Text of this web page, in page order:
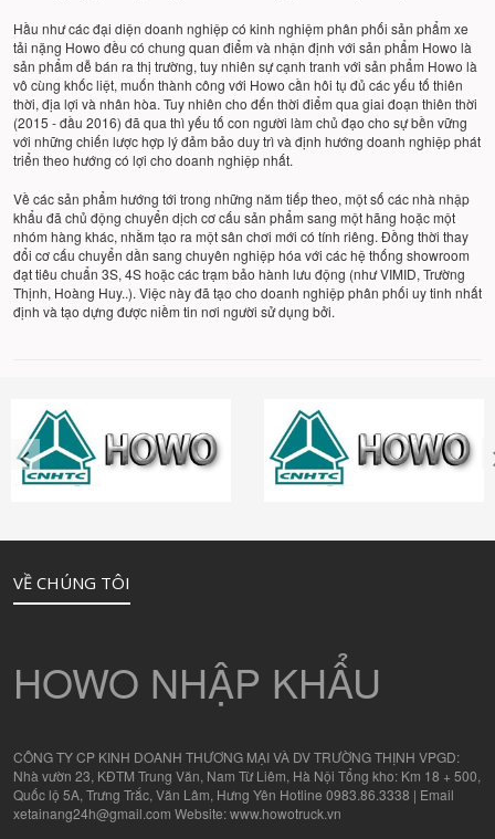
Hầu như các đại diện doanh nghiệp có kinh nghiệm phân phối sản phẩm xe
tải nặng Howo đều có chung quan điểm và nhận định với sản phẩm Howo là
sản phẩm dễ bán ra thị trường, tuy nhiên sự cạnh tranh với sản phẩm Howo là
vô cùng khốc liệt, muốn thành công với Howo cần hôi tụ đủ các yếu tố thiên
thời, địa lợi và nhân hòa. Tuy nhiên cho đến thời điểm qua giai đoạn thiên thời
(2015 - đầu 2016) đã qua thì yếu tố con người làm chủ đạo cho sự bền vững
với những chiến lược hợp lý đảm bảo duy trì và định hướng doanh nghiệp phát
triển theo hướng có lợi cho doanh nghiệp nhất.
Về các sản phẩm hướng tới trong những năm tiếp theo, một số các nhà nhập
khẩu đã chủ động chuyển dịch cơ cấu sản phẩm sang một hãng hoặc một
nhóm hàng khác, nhằm tạo ra một sân chơi mới có tính riêng. Đồng thời thay
đổi cơ cấu chuyển dần sang chuyên nghiệp hóa với các hệ thống showroom
đạt tiêu chuẩn 3S, 4S hoặc các trạm bảo hành lưu động (như VIMID, Trường
Thịnh, Hoàng Huy..). Việc này đã tạo cho doanh nghiệp phân phối uy tinh nhất
định và tạo dựng được niềm tin nơi người sử dụng bởi.
VỀ CHÚNG TÔI
HOWO NHẬP KHẨU
CÔNG TY CP KINH DOANH THƯƠNG MẠI VÀ DV TRƯỜNG THỊNH VPGD:
Nhà vườn 23, KĐTM Trung Văn, Nam Từ Liêm, Hà Nội Tổng kho: Km 18 + 500,
Quốc lộ 5A, Trưng Trắc, Văn Lâm, Hưng Yên Hotline 0983.86.3338 | Email
xetainang24h@gmail.com Website: www.howotruck.vn